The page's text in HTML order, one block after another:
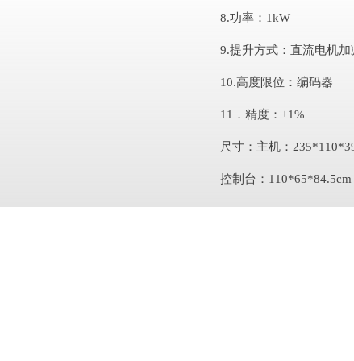
8.功率：1kW
9.提升方式：直流电机加
10.高度限位：编码器
11．精度：±1%
尺寸：主机：
控制台：110*65*84.5cm